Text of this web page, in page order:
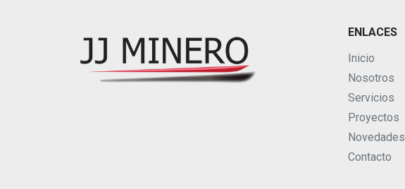
ENLACES
Inicio
Nosotros
Servicios
Proyectos
Novedades
Contacto